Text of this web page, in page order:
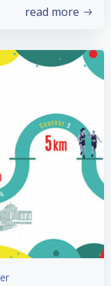
read more